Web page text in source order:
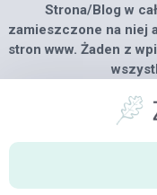
Strona/Blog w
zamieszczone na niej
stron www. Żaden z